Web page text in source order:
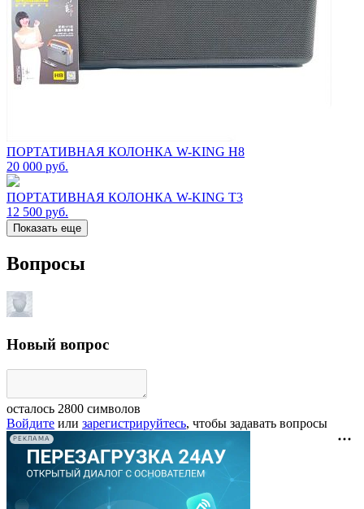
ПОРТАТИВНАЯ КОЛОНКА W-KING H8
20 000 руб.
ПОРТАТИВНАЯ КОЛОНКА W-KING T3
12 500 руб.
Показать еще
Вопросы
Новый вопрос
осталось 2800 символов
Войдите или зарегистрируйтесь, чтобы задавать вопросы
РЕКЛАМА